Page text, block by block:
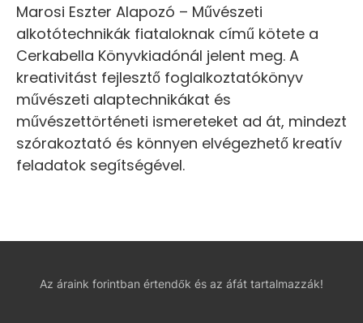
Marosi Eszter Alapozó – Művészeti
alkotótechnikák fiataloknak című kötete a
Cerkabella Könyvkiadónál jelent meg. A
kreativitást fejlesztő foglalkoztatókönyv
művészeti alaptechnikákat és
művészettörténeti ismereteket ad át, mindezt
szórakoztató és könnyen elvégezhető kreatív
feladatok segítségével.
Az áraink forintban értendők és az áfát tartalmazzák!